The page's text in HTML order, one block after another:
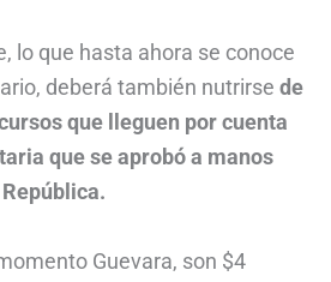
lo que hasta ahora se conoce
deberá también nutrirse de
que lleguen por cuenta
que se aprobó a manos
Guevara, son $4